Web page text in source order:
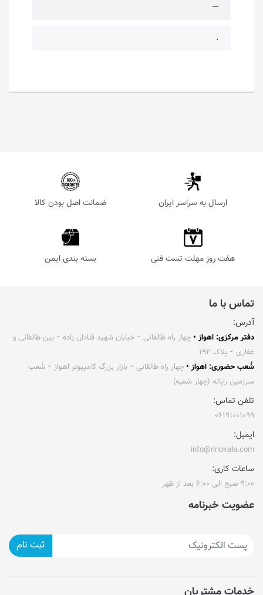
—
.
ارسال به سراسر ایران ضمانت اصل بودن کالا
هفت روز مهلت تست فنی بسته بندی ایمن
تماس با ما
آدرس:
دفتر مرکزی: اهواز • چهار راه طالقانی ⁃ خیابان شهید قنادان زاده ⁃ بین طالقانی و
غفاری ⁃ پلاک ۱۹۲
شُعب حضوری: اهواز • چهار راه طالقانی ⁃ بازار بزرگ کامپیوتر اهواز ⁃ شُعب
سرزمین رایانه (چهار شعبه)
تلفن تماس:
۰۶۱۹۱۰۰۱۰۹۹
ایمیل:
info@rinokala.com
ساعات کاری:
۹:۰۰ صبح الی ۶:۰۰ بعد از ظهر
عضویت خبرنامه
ثبت نام